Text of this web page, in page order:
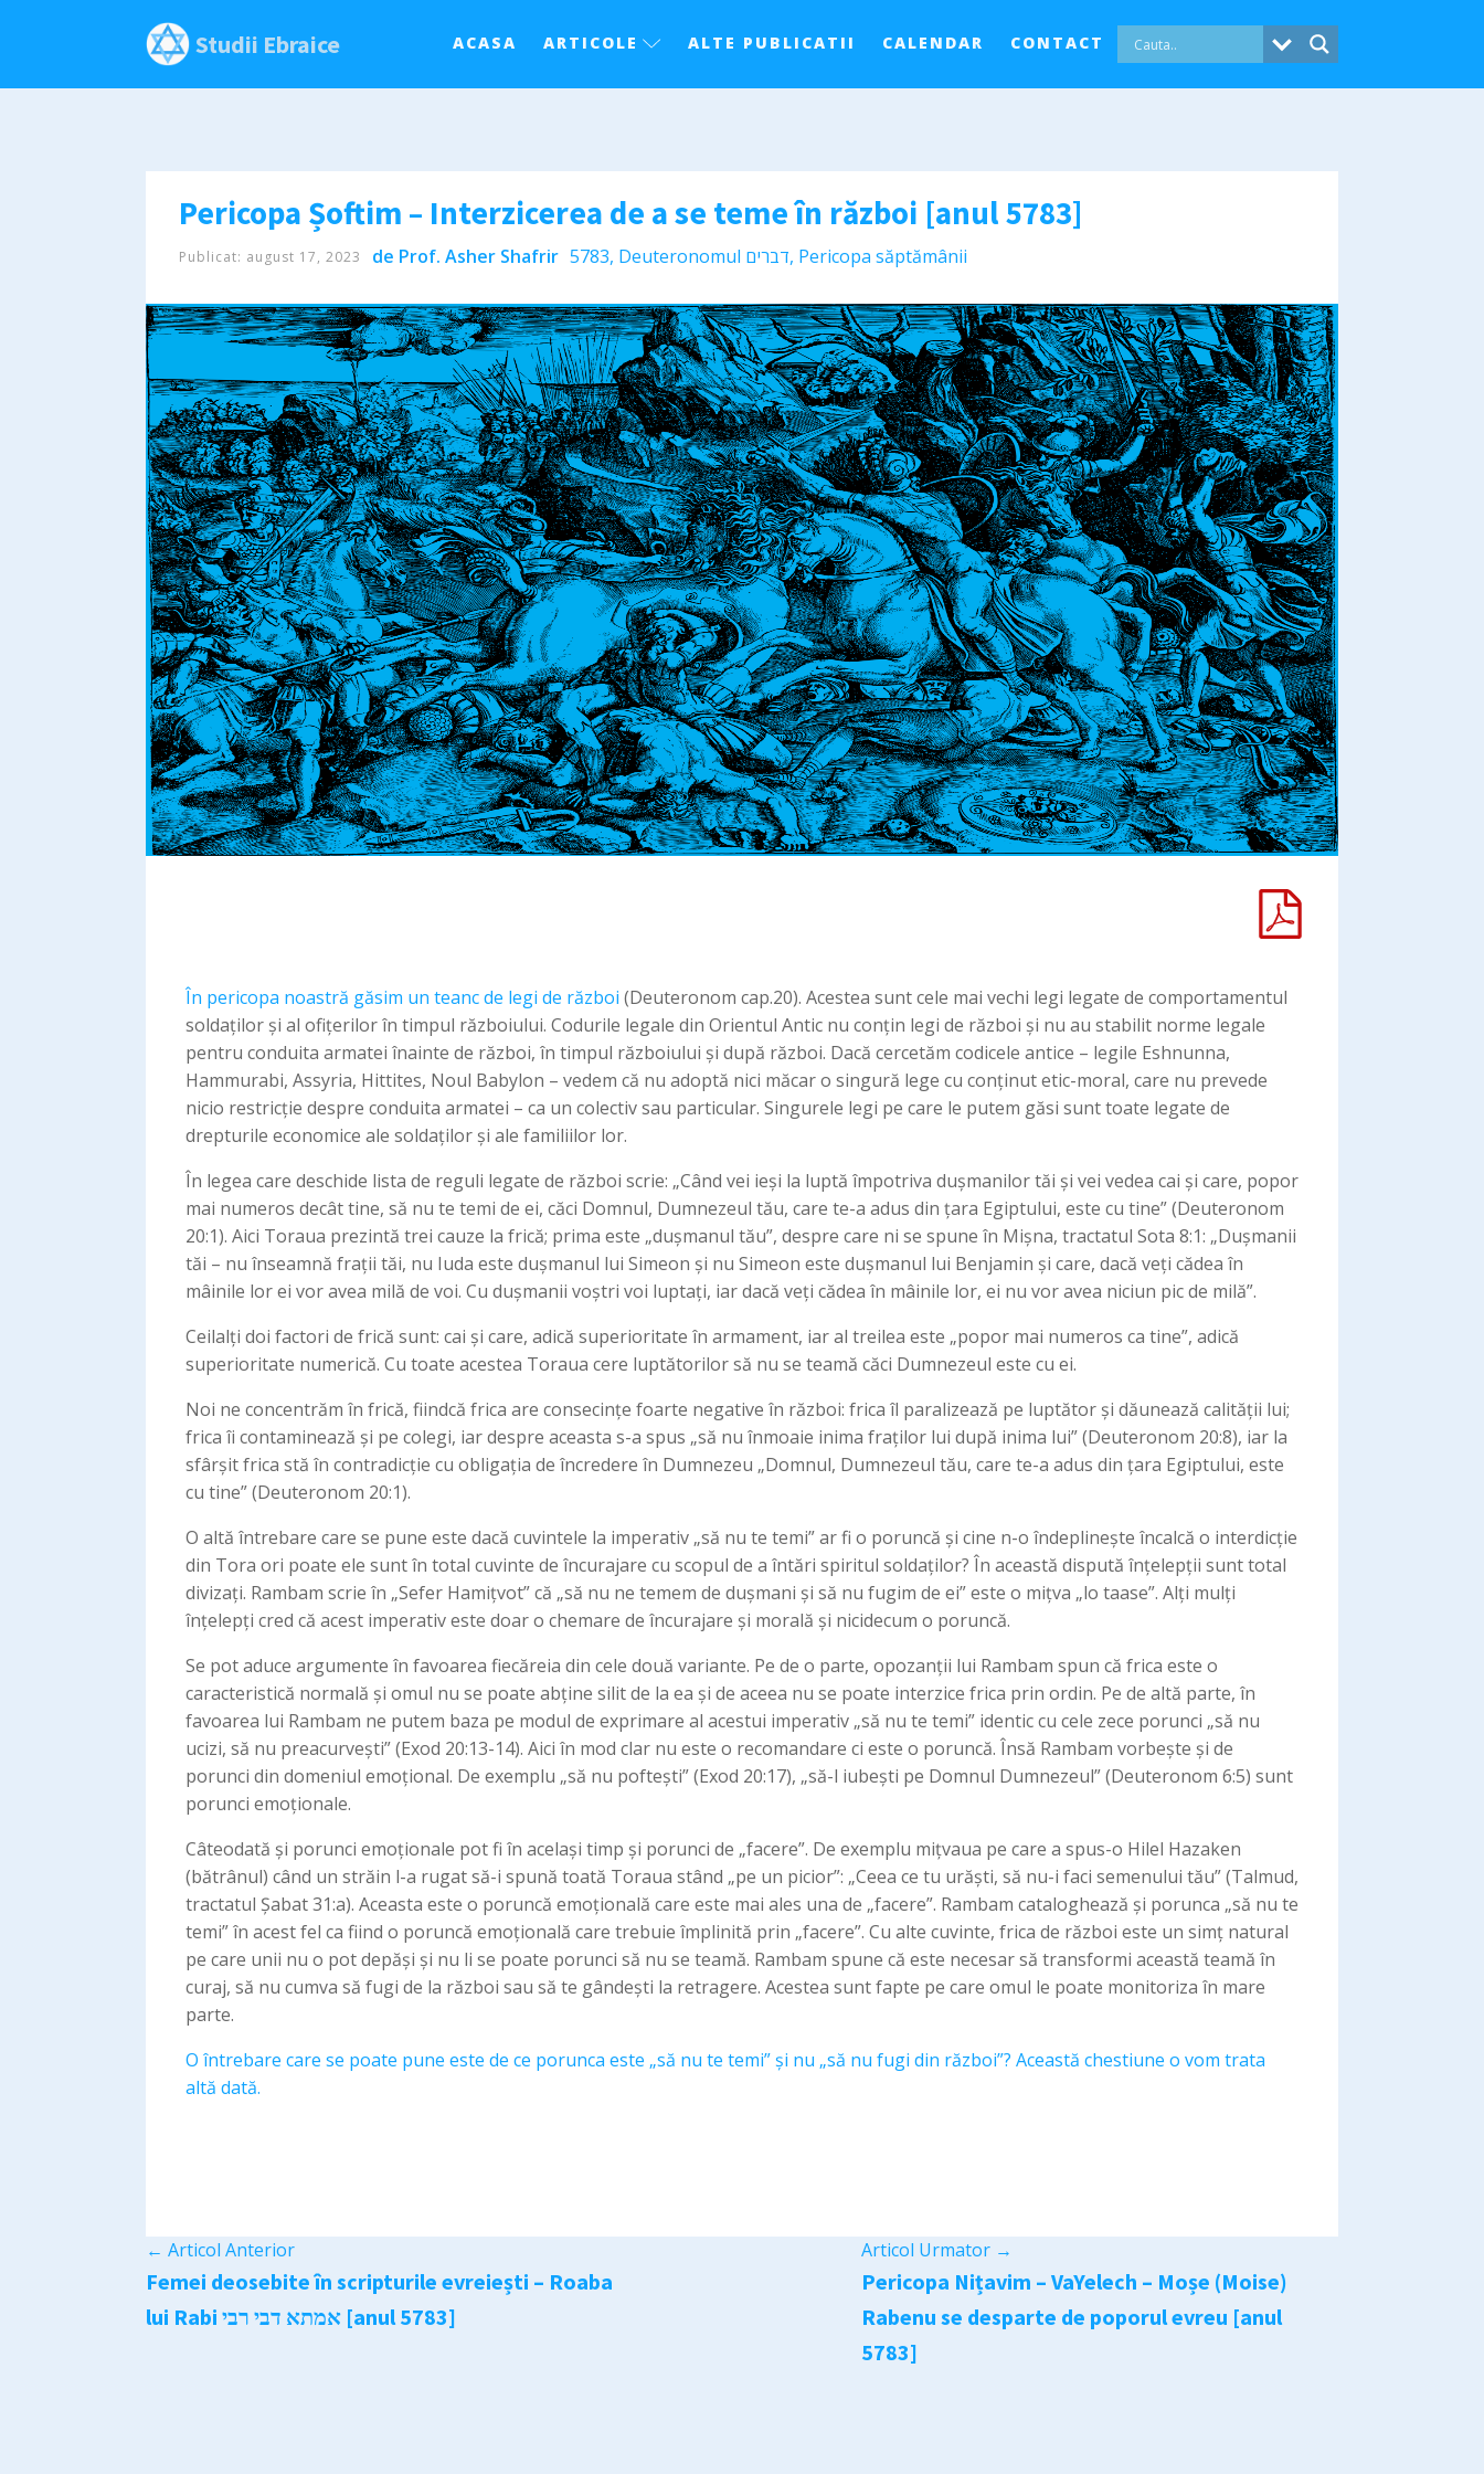
Studii Ebraice ACASA ARTICOLE ALTE PUBLICATII CALENDAR CONTACT
Pericopa Șoftim – Interzicerea de a se teme în război [anul 5783]
Publicat: august 17, 2023 de Prof. Asher Shafrir 5783, Deuteronomul דברים, Pericopa săptămânii
În pericopa noastră găsim un teanc de legi de război (Deuteronom cap.20). Acestea sunt cele mai vechi legi legate de comportamentul
soldaților și al ofițerilor în timpul războiului. Codurile legale din Orientul Antic nu conțin legi de război și nu au stabilit norme legale
pentru conduita armatei înainte de război, în timpul războiului și după război. Dacă cercetăm codicele antice – legile Eshnunna,
Hammurabi, Assyria, Hittites, Noul Babylon – vedem că nu adoptă nici măcar o singură lege cu conținut etic-moral, care nu prevede
nicio restricție despre conduita armatei – ca un colectiv sau particular. Singurele legi pe care le putem găsi sunt toate legate de
drepturile economice ale soldaților și ale familiilor lor.
În legea care deschide lista de reguli legate de război scrie: „Când vei ieși la luptă împotriva dușmanilor tăi și vei vedea cai și care, popor
mai numeros decât tine, să nu te temi de ei, căci Domnul, Dumnezeul tău, care te-a adus din țara Egiptului, este cu tine” (Deuteronom
20:1). Aici Toraua prezintă trei cauze la frică; prima este „dușmanul tău”, despre care ni se spune în Mișna, tractatul Sota 8:1: „Dușmanii
tăi – nu înseamnă frații tăi, nu Iuda este dușmanul lui Simeon și nu Simeon este dușmanul lui Benjamin și care, dacă veți cădea în
mâinile lor ei vor avea milă de voi. Cu dușmanii voștri voi luptați, iar dacă veți cădea în mâinile lor, ei nu vor avea niciun pic de milă”.
Ceilalți doi factori de frică sunt: cai și care, adică superioritate în armament, iar al treilea este „popor mai numeros ca tine”, adică
superioritate numerică. Cu toate acestea Toraua cere luptătorilor să nu se teamă căci Dumnezeul este cu ei.
Noi ne concentrăm în frică, fiindcă frica are consecințe foarte negative în război: frica îl paralizează pe luptător și dăunează calității lui;
frica îi contaminează și pe colegi, iar despre aceasta s-a spus „să nu înmoaie inima fraților lui după inima lui” (Deuteronom 20:8), iar la
sfârșit frica stă în contradicție cu obligația de încredere în Dumnezeu „Domnul, Dumnezeul tău, care te-a adus din țara Egiptului, este
cu tine” (Deuteronom 20:1).
O altă întrebare care se pune este dacă cuvintele la imperativ „să nu te temi” ar fi o poruncă și cine n-o îndeplinește încalcă o interdicție
din Tora ori poate ele sunt în total cuvinte de încurajare cu scopul de a întări spiritul soldaților? În această dispută înțelepții sunt total
divizați. Rambam scrie în „Sefer Hamițvot” că „să nu ne temem de dușmani și să nu fugim de ei” este o mițva „lo taase”. Alți mulți
înțelepți cred că acest imperativ este doar o chemare de încurajare și morală și nicidecum o poruncă.
Se pot aduce argumente în favoarea fiecăreia din cele două variante. Pe de o parte, opozanții lui Rambam spun că frica este o
caracteristică normală și omul nu se poate abține silit de la ea și de aceea nu se poate interzice frica prin ordin. Pe de altă parte, în
favoarea lui Rambam ne putem baza pe modul de exprimare al acestui imperativ „să nu te temi” identic cu cele zece porunci „să nu
ucizi, să nu preacurvești” (Exod 20:13-14). Aici în mod clar nu este o recomandare ci este o poruncă. Însă Rambam vorbește și de
porunci din domeniul emoțional. De exemplu „să nu poftești” (Exod 20:17), „să-l iubești pe Domnul Dumnezeul” (Deuteronom 6:5) sunt
porunci emoționale.
Câteodată și porunci emoționale pot fi în același timp și porunci de „facere”. De exemplu mițvaua pe care a spus-o Hilel Hazaken
(bătrânul) când un străin l-a rugat să-i spună toată Toraua stând „pe un picior”: „Ceea ce tu urăști, să nu-i faci semenului tău” (Talmud,
tractatul Șabat 31:a). Aceasta este o poruncă emoțională care este mai ales una de „facere”. Rambam cataloghează și porunca „să nu te
temi” în acest fel ca fiind o poruncă emoțională care trebuie împlinită prin „facere”. Cu alte cuvinte, frica de război este un simț natural
pe care unii nu o pot depăși și nu li se poate porunci să nu se teamă. Rambam spune că este necesar să transformi această teamă în
curaj, să nu cumva să fugi de la război sau să te gândești la retragere. Acestea sunt fapte pe care omul le poate monitoriza în mare
parte.
O întrebare care se poate pune este de ce porunca este „să nu te temi” și nu „să nu fugi din război”? Această chestiune o vom trata
altă dată.
← Articol Anterior
Femei deosebite în scripturile evreiești – Roaba
lui Rabi אמתא דבי רבי [anul 5783]
Articol Urmator →
Pericopa Nițavim – VaYelech – Moșe (Moise)
Rabenu se desparte de poporul evreu [anul
5783]